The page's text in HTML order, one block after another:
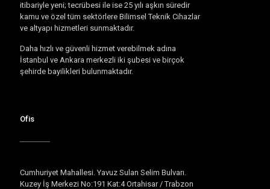
itibariyle yeni; tecrübesi ile ise 25 yılı aşkın süredir
kamu ve özel tüm sektörlere Bilimsel Teknik Cihazlar
ve altyapı hizmetleri sunmaktadır.
Daha hızlı ve güvenli hizmet verebilmek adına
İstanbul ve Ankara merkezli iki şubesi ve birçok
şehirde bayilikleri bulunmaktadır.
Ofis
Cumhuriyet Mahallesi. Yavuz Sulan Selim Bulvarı.
Kuzey İş Merkezi No:191 Kat:4 Ortahisar / Trabzon